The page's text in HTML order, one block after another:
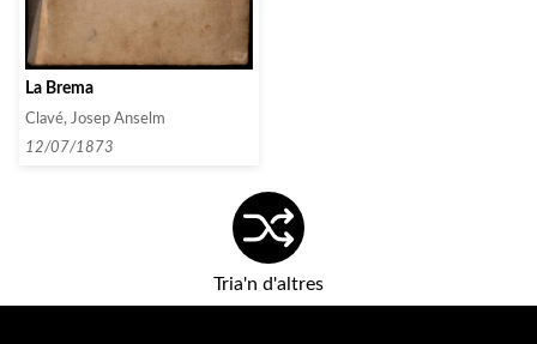
La Brema
Clavé, Josep Anselm
12/07/1873
Tria'n d'altres